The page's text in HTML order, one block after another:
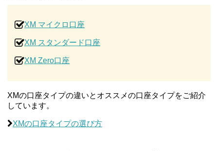
XM マイクロ口座
XM スタンダード口座
XM Zero口座
XMの口座タイプの違いとオススメの口座タイプをご紹介
しています。
XMの口座タイプの選び方